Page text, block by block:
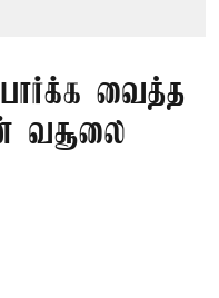
வைத்த
வசூலை